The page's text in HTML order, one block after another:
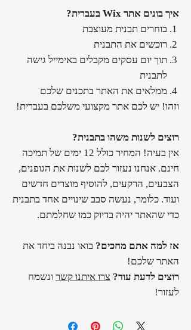
איך בונים אתר Wix בעברית?
בוחרים תבנית מעוצבת
רוכשים את התבנית
תוך יום עסקים מקבלים באימייל גישה
לתבנית
ממלאים את האתר בתכנים שלכם
וזהו! יש לכם אתר מקצועי משלכם בעברית!
רוצים לשנות משהו בתבנית?
אין בעיה! המחיר כולל 12 ימים של תמיכה
חינם. אנחנו נעזור לכם לשנות את הגופנים,
הצבעים, הרקעים, להוסיף מוצרים חדשים
ועוד. כלומר, נעשה סבב שינויים אחד בתבנית
כדי שהאתר יהיה בדיוק כמו שחלמתם.
אז למה אתם מחכים? בואו נבנה ביחד את
האתר שלכם!
רוצים לדעת עוד? צרו איתנו קשר ונשמח
לעזור!